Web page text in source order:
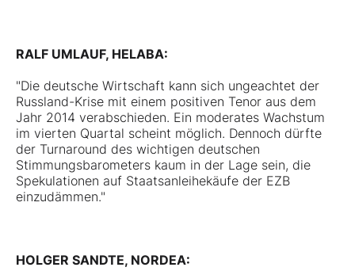
RALF UMLAUF, HELABA:
"Die deutsche Wirtschaft kann sich ungeachtet der
Russland-Krise mit einem positiven Tenor aus dem
Jahr 2014 verabschieden. Ein moderates Wachstum
im vierten Quartal scheint möglich. Dennoch dürfte
der Turnaround des wichtigen deutschen
Stimmungsbarometers kaum in der Lage sein, die
Spekulationen auf Staatsanleihekäufe der EZB
einzudämmen."
HOLGER SANDTE, NORDEA: